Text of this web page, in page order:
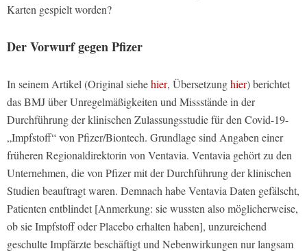
Karten gespielt worden?
Der Vorwurf gegen Pfizer
In seinem Artikel (Original siehehier, Übersetzunghier) berichtet
das BMJ über Unregelmäßigkeiten und Missstände in der
Durchführung der klinischen Zulassungsstudie für den Covid-19-
„Impfstoff“ von Pfizer/Biontech. Grundlage sind Angaben einer
früheren Regionaldirektorin von Ventavia. Ventavia gehört zu den
Unternehmen, die von Pfizer mit der Durchführung der klinischen
Studien beauftragt waren. Demnach habe Ventavia Daten gefälscht,
Patienten entblindet [Anmerkung: sie wussten also möglicherweise,
ob sie Impfstoff oder Placebo erhalten haben], unzureichend
geschulte Impfärzte beschäftigt und Nebenwirkungen nur langsam